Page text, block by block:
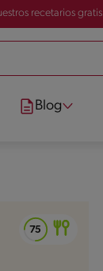
recetarios gratis
Blog